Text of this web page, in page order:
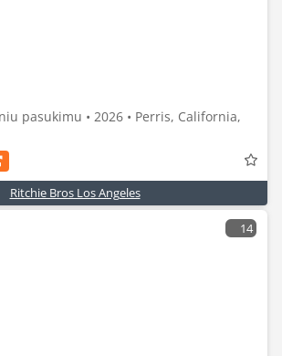
pasukimu • 2026 • Perris, California,
Ritchie Bros Los Angeles
14